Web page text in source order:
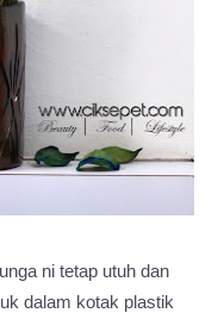
ni tetap utuh dan
dalam kotak plastik